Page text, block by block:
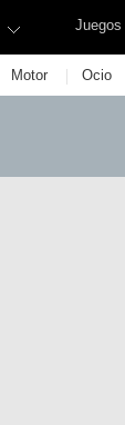
Juegos
Motor | Ocio